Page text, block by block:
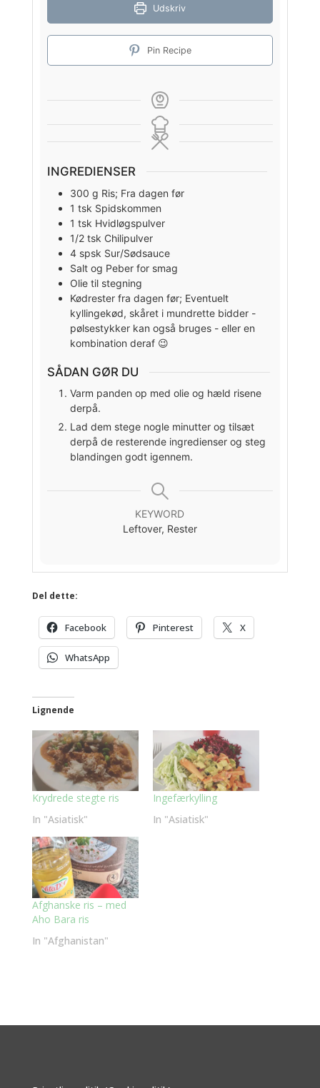
Udskriv
Pin Recipe
INGREDIENSER
300 g Ris; Fra dagen før
1 tsk Spidskommen
1 tsk Hvidløgspulver
1/2 tsk Chilipulver
4 spsk Sur/Sødsauce
Salt og Peber for smag
Olie til stegning
Kødrester fra dagen før; Eventuelt
kyllingekød, skåret i mundrette bidder -
pølsestykker kan også bruges - eller en
kombination deraf 😉
SÅDAN GØR DU
Varm panden op med olie og hæld risene
derpå.
Lad dem stege nogle minutter og tilsæt
derpå de resterende ingredienser og steg
blandingen godt igennem.
KEYWORD
Leftover, Rester
Del dette:
Facebook Pinterest X
WhatsApp
Lignende
Krydrede stegte ris
In "Asiatisk"
Ingefærkylling
In "Asiatisk"
Afghanske ris – med
Aho Bara ris
In "Afghanistan"